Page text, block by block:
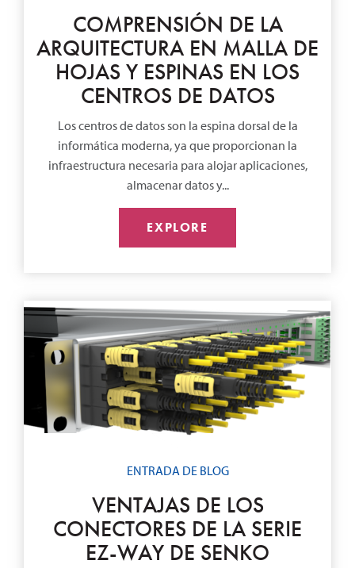
COMPRENSIÓN DE LA
ARQUITECTURA EN MALLA DE
HOJAS Y ESPINAS EN LOS
CENTROS DE DATOS
Los centros de datos son la espina dorsal de la
informática moderna, ya que proporcionan la
infraestructura necesaria para alojar aplicaciones,
almacenar datos y...
EXPLORE
ENTRADA DE BLOG
VENTAJAS DE LOS
CONECTORES DE LA SERIE
EZ-WAY DE SENKO